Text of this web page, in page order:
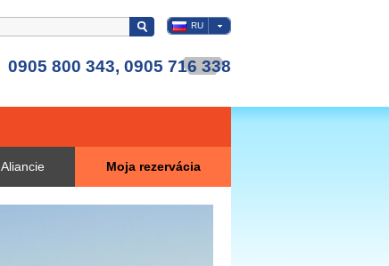
RU
0905 800 343, 0905 716 338
Aliancie Moja rezervácia